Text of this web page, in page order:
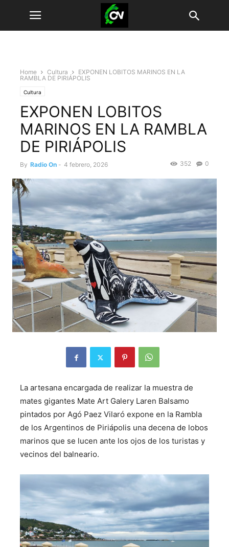
Home Cultura
EXPONEN LOBITOS MARINOS EN LA
RAMBLA DE PIRIÁPOLIS
Cultura
EXPONEN LOBITOS
MARINOS EN LA RAMBLA
DE PIRIÁPOLIS
By Radio On - 4 febrero, 2026 0
352
La artesana encargada de realizar la muestra de
mates gigantes Mate Art Galery Laren Balsamo
pintados por Agó Paez Vilaró expone en la Rambla
de los Argentinos de Piriápolis una decena de lobos
marinos que se lucen ante los ojos de los turistas y
vecinos del balneario.